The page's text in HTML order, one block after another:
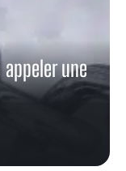
une